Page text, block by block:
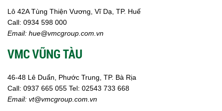
Lô 42A Tùng Thiện Vương, Vĩ Dạ, TP. Huế
Call: 0934 598 000
Email: hue@vmcgroup.com.vn
VMC VŨNG TÀU
46-48 Lê Duẩn, Phước Trung, TP. Bà Rịa
Call: 0937 665 055 Tel: 02543 733 668
Email: vt@vmcgroup.com.vn